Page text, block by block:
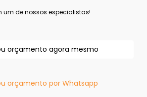
um de nossos especialistas!
orçamento agora mesmo
orçamento por Whatsapp